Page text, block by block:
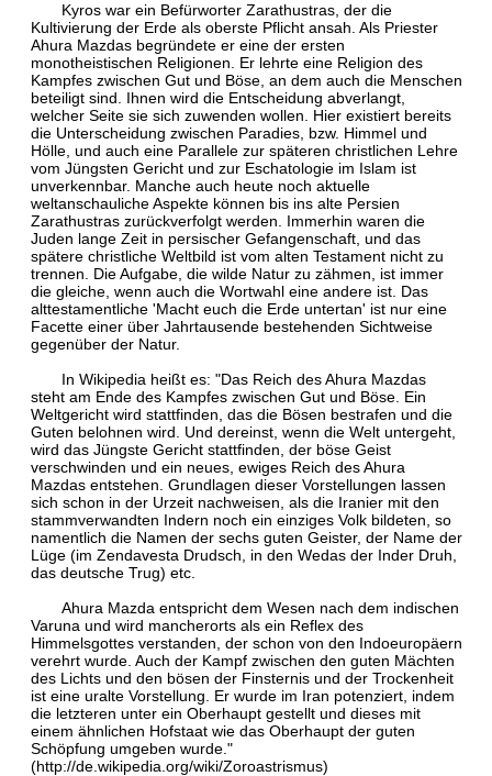
Kyros war ein Befürworter Zarathustras, der die
Kultivierung der Erde als oberste Pflicht ansah. Als Priester
Ahura Mazdas begründete er eine der ersten
monotheistischen Religionen. Er lehrte eine Religion des
Kampfes zwischen Gut und Böse, an dem auch die Menschen
beteiligt sind. Ihnen wird die Entscheidung abverlangt,
welcher Seite sie sich zuwenden wollen. Hier existiert bereits
die Unterscheidung zwischen Paradies, bzw. Himmel und
Hölle, und auch eine Parallele zur späteren christlichen Lehre
vom Jüngsten Gericht und zur Eschatologie im Islam ist
unverkennbar. Manche auch heute noch aktuelle
weltanschauliche Aspekte können bis ins alte Persien
Zarathustras zurückverfolgt werden. Immerhin waren die
Juden lange Zeit in persischer Gefangenschaft, und das
spätere christliche Weltbild ist vom alten Testament nicht zu
trennen. Die Aufgabe, die wilde Natur zu zähmen, ist immer
die gleiche, wenn auch die Wortwahl eine andere ist. Das
alttestamentliche 'Macht euch die Erde untertan' ist nur eine
Facette einer über Jahrtausende bestehenden Sichtweise
gegenüber der Natur.
In Wikipedia heißt es: "Das Reich des Ahura Mazdas
steht am Ende des Kampfes zwischen Gut und Böse. Ein
Weltgericht wird stattfinden, das die Bösen bestrafen und die
Guten belohnen wird. Und dereinst, wenn die Welt untergeht,
wird das Jüngste Gericht stattfinden, der böse Geist
verschwinden und ein neues, ewiges Reich des Ahura
Mazdas entstehen. Grundlagen dieser Vorstellungen lassen
sich schon in der Urzeit nachweisen, als die Iranier mit den
stammverwandten Indern noch ein einziges Volk bildeten, so
namentlich die Namen der sechs guten Geister, der Name der
Lüge (im Zendavesta Drudsch, in den Wedas der Inder Druh,
das deutsche Trug) etc.
Ahura Mazda entspricht dem Wesen nach dem indischen
Varuna und wird mancherorts als ein Reflex des
Himmelsgottes verstanden, der schon von den Indoeuropäern
verehrt wurde. Auch der Kampf zwischen den guten Mächten
des Lichts und den bösen der Finsternis und der Trockenheit
ist eine uralte Vorstellung. Er wurde im Iran potenziert, indem
die letzteren unter ein Oberhaupt gestellt und dieses mit
einem ähnlichen Hofstaat wie das Oberhaupt der guten
Schöpfung umgeben wurde."
(http://de.wikipedia.org/wiki/Zoroastrismus)